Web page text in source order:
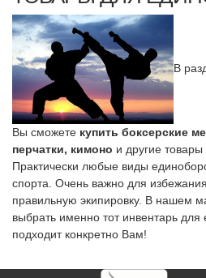
В
Вы сможете купить боксерские
перчатки, кимоно и другие товары
Практически любые виды
спорта. Очень важно для
правильную экипировку. В нашем
выбрать именно тот инвентарь для
подходит конкретно Вам!